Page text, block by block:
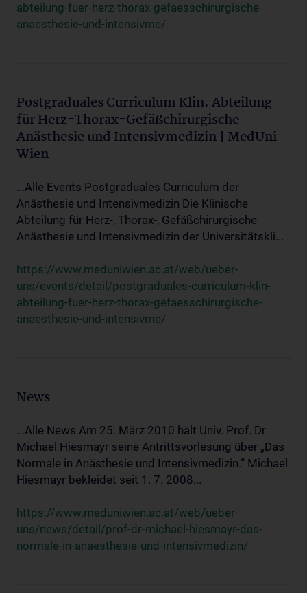
abteilung-fuer-herz-thorax-gefaesschirurgische-
anaesthesie-und-intensivme/
Postgraduales Curriculum Klin. Abteilung
für Herz-Thorax-Gefäßchirurgische
Anästhesie und Intensivmedizin | MedUni
Wien
...Alle Events Postgraduales Curriculum der
Anästhesie und Intensivmedizin Die Klinische
Abteilung für Herz-, Thorax-, Gefäßchirurgische
Anästhesie und Intensivmedizin der Universitätskli...
https://www.meduniwien.ac.at/web/ueber-
uns/events/detail/postgraduales-curriculum-klin-
abteilung-fuer-herz-thorax-gefaesschirurgische-
anaesthesie-und-intensivme/
News
...Alle News Am 25. März 2010 hält Univ. Prof. Dr.
Michael Hiesmayr seine Antrittsvorlesung über „Das
Normale in Anästhesie und Intensivmedizin.“ Michael
Hiesmayr bekleidet seit 1. 7. 2008...
https://www.meduniwien.ac.at/web/ueber-
uns/news/detail/prof-dr-michael-hiesmayr-das-
normale-in-anaesthesie-und-intensivmedizin/